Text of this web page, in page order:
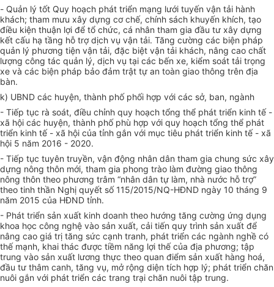
- Quản lý tốt Quy hoạch phát triển mạng lưới tuyến vận tải hành
khách; tham mưu xây dựng cơ chế, chính sách khuyến khích, tạo
điều kiện thuận lợi để tổ chức, cá nhân tham gia đầu tư xây dựng
kết cấu hạ tầng hỗ trợ dịch vụ vận tải. Tăng cường các biện pháp
quản lý phương tiện vận tải, đặc biệt vận tải khách, nâng cao chất
lượng công tác quản lý, dịch vụ tại các bến xe, kiểm soát tải trọng
xe và các biện pháp bảo đảm trật tự an toàn giao thông trên địa
bàn.
k) UBND các huyện, thành phố phối hợp với các sở, ban, ngành
- Tiếp tục rà soát, điều chỉnh quy hoạch tổng thể phát triển kinh tế -
xã hội các huyện, thành phố phù hợp với quy hoạch tổng thể phát
triển kinh tế - xã hội của tỉnh gắn với mục tiêu phát triển kinh tế - xã
hội 5 năm 2016 - 2020.
- Tiếp tục tuyên truyền, vận động nhân dân tham gia chung sức xây
dựng nông thôn mới, tham gia phong trào làm đường giao thông
nông thôn theo phương trâm “nhân dân tự làm, nhà nước hỗ trợ”
theo tinh thần Nghị quyết số 115/2015/NQ-HĐND ngày 10 tháng 9
năm 2015 của HĐND tỉnh.
- Phát triển sản xuất kinh doanh theo hướng tăng cường ứng dụng
khoa học công nghệ vào sản xuất, cải tiến quy trình sản xuất để
nâng cao giá trị tăng sức cạnh tranh, phát triển các ngành nghề có
thế mạnh, khai thác được tiềm năng lợi thế của địa phương; tập
trung vào sản xuất lương thực theo quan điểm sản xuất hàng hoá,
đầu tư thâm canh, tăng vụ, mở rộng diện tích hợp lý; phát triển chăn
nuôi gắn với phát triển các trang trại chăn nuôi tập trung.